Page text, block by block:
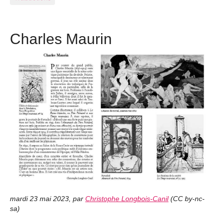
Charles Maurin
mardi 23 mai 2023 par Christophe Longbois-Canil (CC by-nc-
sa)